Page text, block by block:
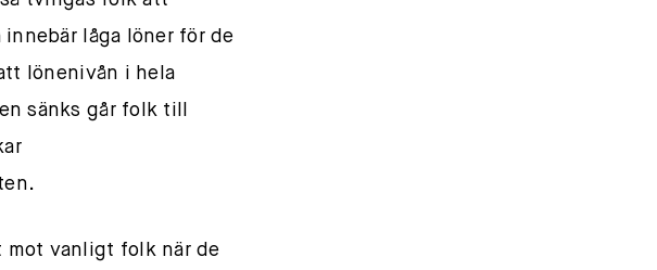
låga löner för de
lönenivån i hela
sänks går folk till
mot vanligt folk när de